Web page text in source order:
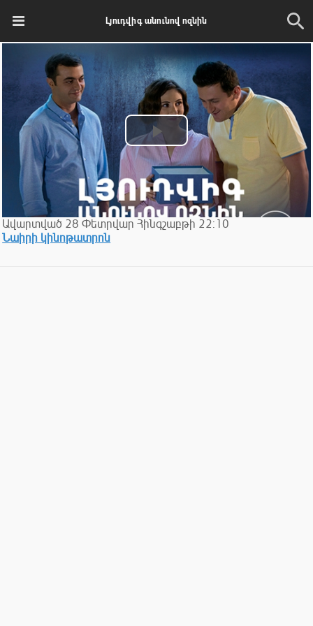
Լյուդվիգ անունով ոզնին
Play
Video
Ավարտված 28 Փետրվար Հինգշաբթի 22:10
Նաիրի կինոթատրոն